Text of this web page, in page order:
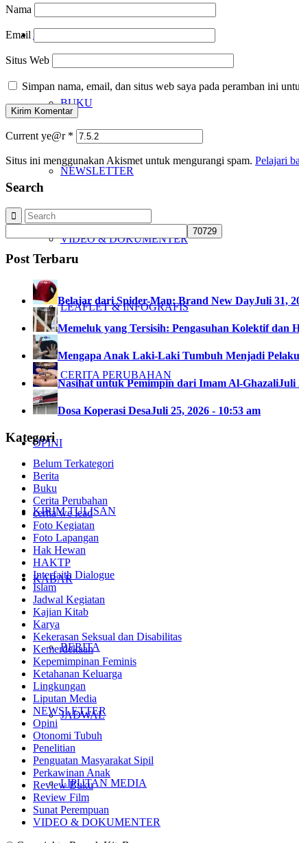
KARYA
BUKU
NEWSLETTER
VIDEO & DOKUMENTER
LEAFLET & INFOGRAFIS
CERITA PERUBAHAN
OPINI
KIRIM TULISAN
KABAR
BERITA
JADWAL
LIPUTAN MEDIA
Nama
Email
Situs Web
Simpan nama, email, dan situs web saya pada peramban ini
Current ye@r *
Situs ini menggunakan Akismet untuk mengurangi spam. Pelajari
Search
Post Terbaru
Belajar dari Spider-Man: Brand New DayJuli 31,
Memeluk yang Tersisih: Pengasuhan Kolektif
Mengapa Anak Laki-Laki Tumbuh Menjadi
Nasihat untuk Pemimpin dari Imam Al-GhazaliJuli
Dosa Koperasi DesaJuli 25, 2026 - 10:53 am
Kategori
Belum Terkategori
Berita
Buku
Cerita Perubahan
cerita we lead
Foto Kegiatan
Foto Lapangan
Hak Hewan
HAKTP
Interfaith Dialogue
Islam
Jadwal Kegiatan
Kajian Kitab
Karya
Kekerasan Seksual dan Disabilitas
Kemerdekaan
Kepemimpinan Feminis
Ketahanan Keluarga
Lingkungan
Liputan Media
NEWSLETTER
Opini
Otonomi Tubuh
Penelitian
Penguatan Masyarakat Sipil
Perkawinan Anak
Review Buku
Review Film
Sunat Perempuan
VIDEO & DOKUMENTER